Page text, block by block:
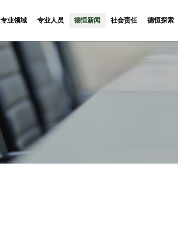
专业领域 专业人员 德恒新闻 社会责任 德恒探索